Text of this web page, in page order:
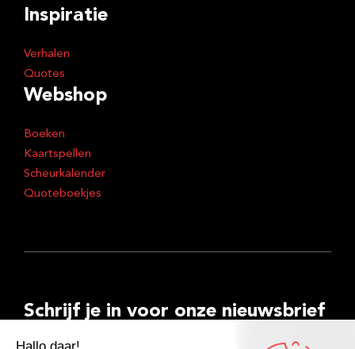
Inspiratie
Verhalen
Quotes
Webshop
Boeken
Kaartspellen
Scheurkalender
Quoteboekjes
Schrijf je in voor onze nieuwsbrief